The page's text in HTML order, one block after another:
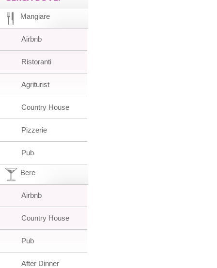
Mangiare
Airbnb
Ristoranti
Agriturist
Country House
Pizzerie
Pub
Bere
Airbnb
Country House
Pub
After Dinner